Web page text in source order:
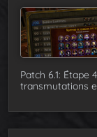
Patch 6.1: Étape 4,
transmutations